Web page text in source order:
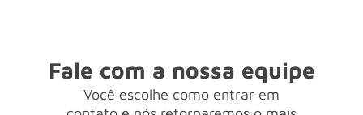
Fale com a nossa equipe
Você escolhe como entrar em